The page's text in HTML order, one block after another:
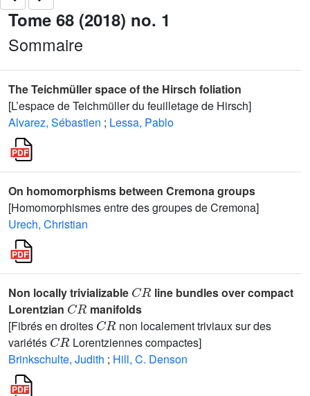
Tome 68 (2018) no. 1
Sommaire
The Teichmüller space of the Hirsch foliation
[L’espace de Teichmüller du feuilletage de Hirsch]
Alvarez, Sébastien ; Lessa, Pablo
On homomorphisms between Cremona groups
[Homomorphismes entre des groupes de Cremona]
Urech, Christian
Non locally trivializable
line bundles over compact
Lorentzian
CR
manifolds
[Fibrés en droites
CR
non localement triviaux sur des
variétés
CR
Lorentziennes compactes]
Brinkschulte, Judith ; Hill, C. Denson